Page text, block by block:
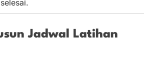
Jadwal Latihan